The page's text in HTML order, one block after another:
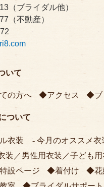
（ブライダル他）
（不動産）
いて
の方へ アクセス
ついて
衣装
今月のオススメ衣
装 ／男性用衣装 ／子ども用
設ページ
着付け
花